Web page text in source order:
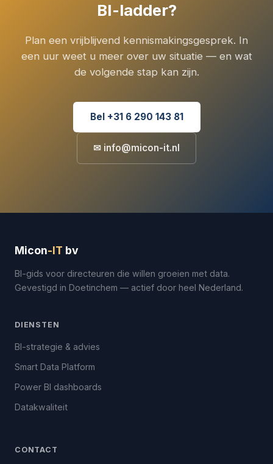
BI-ladder?
Plan een vrijblijvend kennismakingsgesprek. In
een uur weet u meer over uw situatie — en wat
de volgende stap kan zijn.
Bel +31 6 290 143 81
✉ info@micon-it.nl
Micon-IT bv
BI-gids voor directeuren die willen groeien met data.
Gevestigd in Doetinchem — actief door heel Nederland.
DIENSTEN
BI-strategie & advies
Smart Data Platform
Power BI dashboards
Datakwaliteit
CONTACT